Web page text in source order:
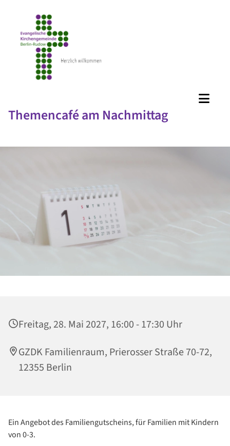
Themencafé am Nachmittag
Freitag, 28. Mai 2027, 16:00 - 17:30 Uhr
GZDK Familienraum, Prierosser Straße 70-72,
12355 Berlin
Ein Angebot des Familiengutscheins, für Familien mit Kindern
von 0-3.